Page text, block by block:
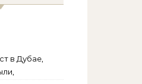
в Дубае,